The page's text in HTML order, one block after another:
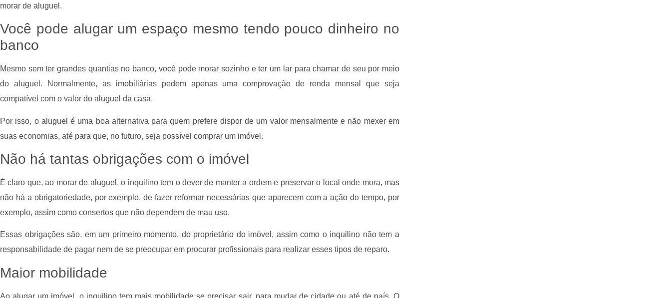
morar de aluguel.
Você pode alugar um espaço mesmo tendo pouco dinheiro no
banco
Mesmo sem ter grandes quantias no banco, você pode morar sozinho e ter um lar para chamar de seu por meio
do aluguel. Normalmente, as imobiliárias pedem apenas uma comprovação de renda mensal que seja
compatível com o valor do aluguel da casa.
Por isso, o aluguel é uma boa alternativa para quem prefere dispor de um valor mensalmente e não mexer em
suas economias, até para que, no futuro, seja possível comprar um imóvel.
Não há tantas obrigações com o imóvel
É claro que, ao morar de aluguel, o inquilino tem o dever de manter a ordem e preservar o local onde mora, mas
não há a obrigatoriedade, por exemplo, de fazer reformar necessárias que aparecem com a ação do tempo, por
exemplo, assim como consertos que não dependem de mau uso.
Essas obrigações são, em um primeiro momento, do proprietário do imóvel, assim como o inquilino não tem a
responsabilidade de pagar nem de se preocupar em procurar profissionais para realizar esses tipos de reparo.
Maior mobilidade
Ao alugar um imóvel, o inquilino tem mais mobilidade se precisar sair, para mudar de cidade ou até de país. O